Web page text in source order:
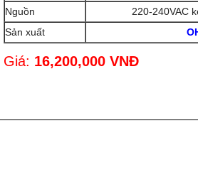
Nguồn
220-240VAC
Sản xuất
Giá: 16,200,000 VNĐ